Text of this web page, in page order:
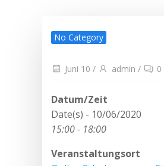
No Category
Juni 10 / admin / 0
Datum/Zeit
Date(s) - 10/06/2020
15:00 - 18:00
Veranstaltungsort